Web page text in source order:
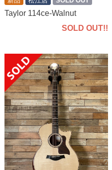
Taylor 114ce-Walnut
SOLD OUT!!